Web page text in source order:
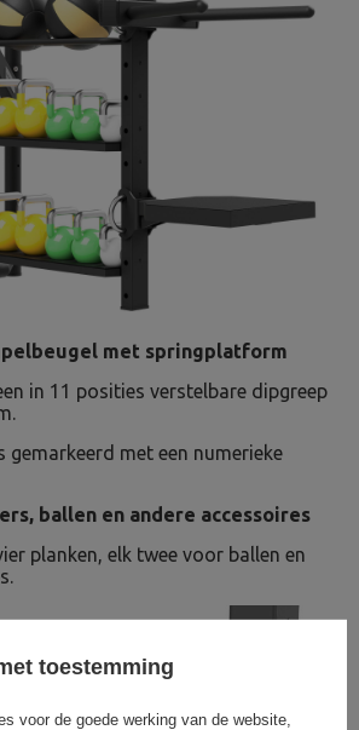
met springplatform
in 11 posities verstelbare dipgreep
gemarkeerd met een numerieke
ballen en andere accessoires
planken, elk twee voor ballen en
toestemming
voor de goede werking van de website,